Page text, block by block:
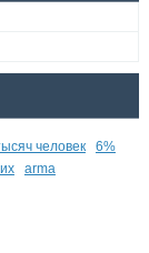
человек
6%
arma